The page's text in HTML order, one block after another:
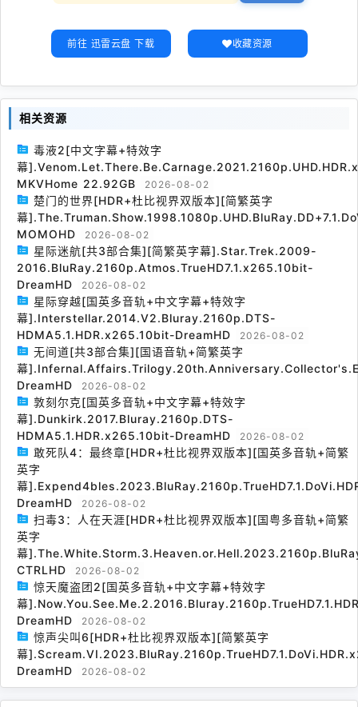
前往 迅雷云盘 下载 收藏资源
相关资源
毒液2[中文字幕+特效字
幕
MKVHome 22.92GB
2026-08-02
楚门的世界[HDR+杜比视界双版本][简繁英字
幕
MOMOHD
2026-08-02
星际迷航[共3部合集][简繁英字幕].Star.Trek.2009-
2016.BluRay.2160p.Atmos.TrueHD7.1.x265.10bit-
DreamHD
2026-08-02
星际穿越[国英多音轨+中文字幕+特效字
幕].Interstellar.2014.V2.Bluray.2160p.DTS-
HDMA5.1.HDR.x265.10bit-DreamHD
2026-08-02
无间道[共3部合集][国语音轨+简繁英字
幕
DreamHD
2026-08-02
敦刻尔克[国英多音轨+中文字幕+特效字
幕].Dunkirk.2017.Bluray.2160p.DTS-
HDMA5.1.HDR.x265.10bit-DreamHD
2026-08-02
敢死队4：最终章[HDR+杜比视界双版本][国英多音轨+简繁
英字
幕
DreamHD
2026-08-02
扫毒3：人在天涯[HDR+杜比视界双版本][国粤多音轨+简繁
英字
幕
CTRLHD
2026-08-02
惊天魔盗团2[国英多音轨+中文字幕+特效字
幕
DreamHD
2026-08-02
惊声尖叫6[HDR+杜比视界双版本][简繁英字
幕
DreamHD
2026-08-02